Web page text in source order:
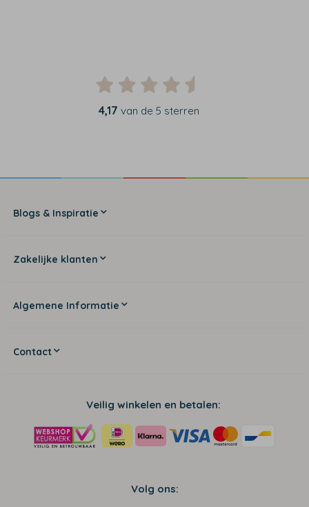
4,17 van de 5 sterren
Blogs & Inspiratie
Zakelijke klanten
Algemene Informatie
Contact
Veilig winkelen en betalen:
Volg ons: